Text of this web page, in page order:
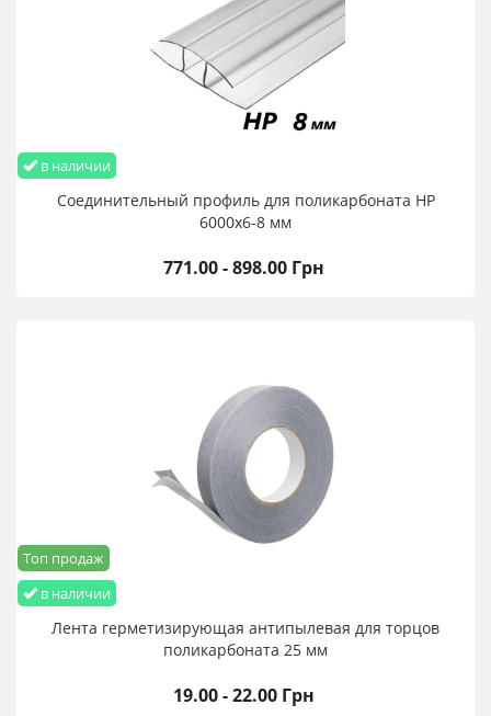
в наличии
Соединительный профиль для поликарбоната HP
6000х6-8 мм
771.00 - 898.00 Грн
в наличии
Топ продаж
Лента герметизирующая антипылевая для торцов
поликарбоната 25 мм
19.00 - 22.00 Грн